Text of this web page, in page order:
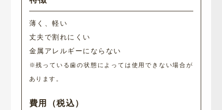
薄く、軽い
丈夫で割れにくい
金属アレルギーにならない
※残っている歯の状態によっては使用できない場合が
あります。